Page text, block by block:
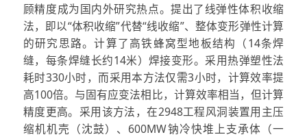
顾精度成为国内外研究热点。提出了线弹性体积收缩
法，即以“体积收缩”代替“线收缩”、整体变形弹性计算
的研究思路。计算了高铁蜂窝型地板结构（14条焊
缝，每条焊缝长约14米）焊接变形。采用热弹塑性法
耗时330小时，而采用本方法仅需3小时，计算效率提
高100倍。与固有应变法相比，计算效率相当，但计算
精度更高。采用该方法，在2948工程风洞装置用主压
缩机机壳（沈鼓）、600MW钠冷快堆上支承体（一